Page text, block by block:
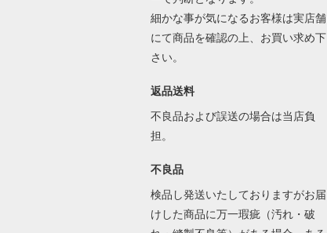
細かな事が気になるお客様は実店舗
にて商品を確認の上、お買い求め下
さい。
返品送料
不良品および誤送の場合は当店負
担。
不良品
検品し発送いたしておりますがお届
けした商品に万一瑕疵（汚れ・破